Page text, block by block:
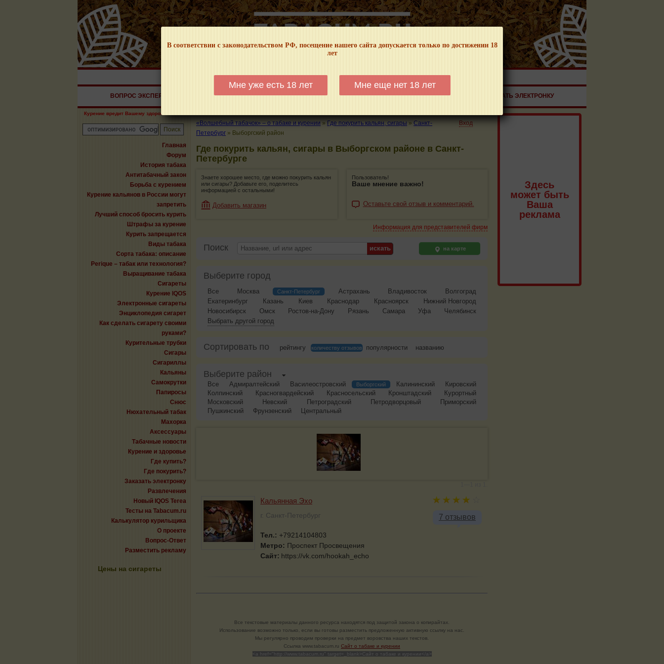
В соответствии с законодательством РФ, посещение нашего сайта допускается только по достижении 18
лет
Мне уже есть 18 лет Мне еще нет 18 лет
НАШ ПОРТАЛ – ИНФОРМАЦИОННЫЙ! МЫ НЕ ЗАНИМАЕМСЯ ПРОДАЖЕЙ И РЕКЛАМОЙ ТАБАЧНОЙ ПРОДУКЦИИ!
ВОПРОС ЭКСПЕРТУ КАЛЬЯНЫ ТРУБКИ ГДЕ КУПИТЬ ГДЕ ПОКУРИТЬ КУРЕНИЕ И ЗДОРОВЬЕ ЗАКАЗАТЬ ЭЛЕКТРОНКУ
Курение вредит Вашему здоровью!
Главная
Форум
История табака
Антитабачный закон
Борьба с курением
Курение кальянов в России могут
запретить
Лучший способ бросить курить
Штрафы за курение
Курить запрещается
Виды табака
Сорта табака: описание
Perique – табак или технология?
Выращивание табака
Сигареты
Курение IQOS
Электронные сигареты
Энциклопедия сигарет
Как сделать сигарету своими
руками?
Курительные трубки
Сигары
Сигариллы
Кальяны
Самокрутки
Папиросы
Снюс
Нюхательный табак
Махорка
Аксессуары
Табачные новости
Курение и здоровье
Где купить?
Где покурить?
Заказать электронку
Развлечения
Новый IQOS Terea
Тесты на Tabacum.ru
Калькулятор курильщика
О проекте
Вопрос-Ответ
Разместить рекламу
Цены на сигареты
«Волшебный табачок» – о табаке и курении » Где покурить кальян, сигары » Санкт-
Петербург » Выборгский район
Вход
Где покурить кальян, сигары в Выборгском районе в Санкт-
Петербурге
Знаете хорошее место, где можно покурить кальян
или сигары? Добавьте его, поделитесь
информацией с остальными!
Добавить магазин
Пользователь!
Ваше мнение важно!
Оставьте свой отзыв и комментарий.
Информация для представителей фирм
Поиск на карте
Выберите город
Все Москва Санкт-Петербург Астрахань Владивосток
Волгоград
Екатеринбург
Казань Киев Краснодар Красноярск
Нижний Новгород
Новосибирск
Омск Ростов-на-Дону Рязань Самара Уфа
Челябинск
Выбрать другой город
Сортировать по рейтингу количеству отзывов популярности названию
Выберите район
Все Адмиралтейский Василеостровский Выборгский Калининский
Кировский
Колпинский
Красногвардейский Красносельский Кронштадский
Курортный
Московский
Невский Петроградский Петродворцовый
Приморский
Пушкинский
Фрунзенский Центральный
7 отзывов
Кальянная Эхо
г. Санкт-Петербург
Тел.: +79214104803
Метро: Проспект Просвещения
Сайт: https://vk.com/hookah_echo
Все текстовые материалы данного ресурса находятся под защитой закона о копирайтах.
Использование возможно только, если вы готовы разместить предложенную активную ссылку на нас.
Мы регулярно проводим проверки на предмет воровства наших текстов.
Cсылка www.tabacum.ru Сайт о табаке и курении
<a href="http://www.tabacum.ru" target=_blank>Сайт о табаке и курении</a>
Здесь
может быть
Ваша
реклама